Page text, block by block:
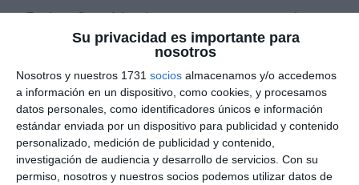
Su privacidad es importante para
nosotros
Nosotros y nuestros 1731 socios almacenamos y/o accedemos
a información en un dispositivo, como cookies, y procesamos
datos personales, como identificadores únicos e información
estándar enviada por un dispositivo para publicidad y contenido
personalizado, medición de publicidad y contenido,
investigación de audiencia y desarrollo de servicios. Con su
permiso, nosotros y nuestros socios podemos utilizar datos de
Gestión de pagos
Sitio web
Tienda Online
¿Cuanto cuesta?
Español
Explora SportMember o crea una cuenta de
inmediato y comienza a administrar tu club.
También eres más que bienvenido a
contactarnos, nos encantaría ayudarte a
configurar tu club.
¿Necesitas ayuda? Crear perfil